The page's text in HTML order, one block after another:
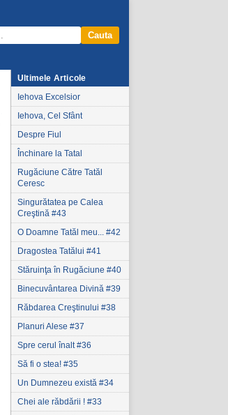
Cauta
Ultimele Articole
Iehova Excelsior
Iehova, Cel Sfânt
Despre Fiul
Închinare la Tatal
Rugăciune Către Tatăl
Ceresc
Singurătatea pe Calea
Creştină #43
O Doamne Tatăl meu... #42
Dragostea Tatălui #41
Stăruinţa în Rugăciune #40
Binecuvântarea Divină #39
Răbdarea Creştinului #38
Planuri Alese #37
Spre cerul înalt #36
Să fi o stea! #35
Un Dumnezeu există #34
Chei ale răbdării ! #33